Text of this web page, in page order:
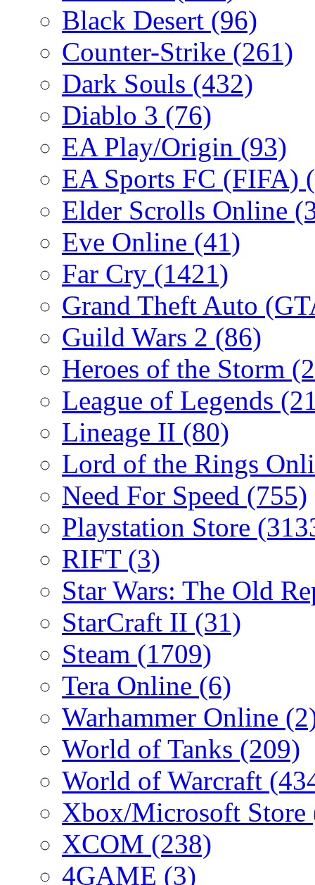
Black Desert (96)
Counter-Strike (261)
Dark Souls (432)
Diablo 3 (76)
EA Play/Origin (93)
EA Sports FC (FIFA)
Elder Scrolls Online
Eve Online (41)
Far Cry (1421)
Grand Theft Auto
Guild Wars 2 (86)
Heroes of the Storm
League of Legends
Lineage II (80)
Lord of the Rings
Need For Speed (755)
Playstation Store
RIFT (3)
Star Wars: The Old
StarCraft II (31)
Steam (1709)
Tera Online (6)
Warhammer Online
World of Tanks (209)
World of Warcraft
Xbox/Microsoft Store
XCOM (238)
4GAME (3)